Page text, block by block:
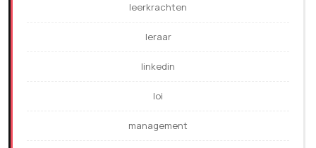
leerkrachten
leraar
linkedin
loi
management